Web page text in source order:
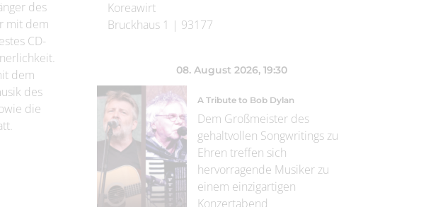
des
mit dem
CD-
dem
des
die
Koreawirt
Bruckhaus 1 | 93177
08. August 2026, 19:30
A Tribute to Bob Dylan
Dem Großmeister des
gehaltvollen Songwritings zu
Ehren treffen sich
hervorragende Musiker zu
einem einzigartigen
Konzertabend